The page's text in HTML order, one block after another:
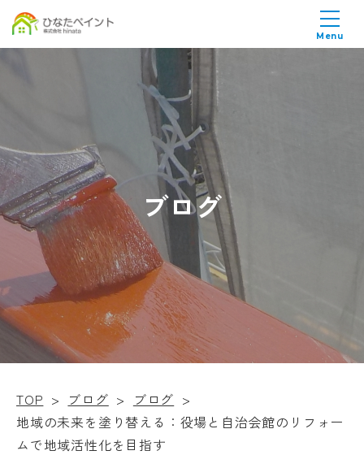
Menu
ブログ
TOP > ブログ > ブログ >
地域の未来を塗り替える：役場と自治会館のリフォー
ムで地域活性化を目指す